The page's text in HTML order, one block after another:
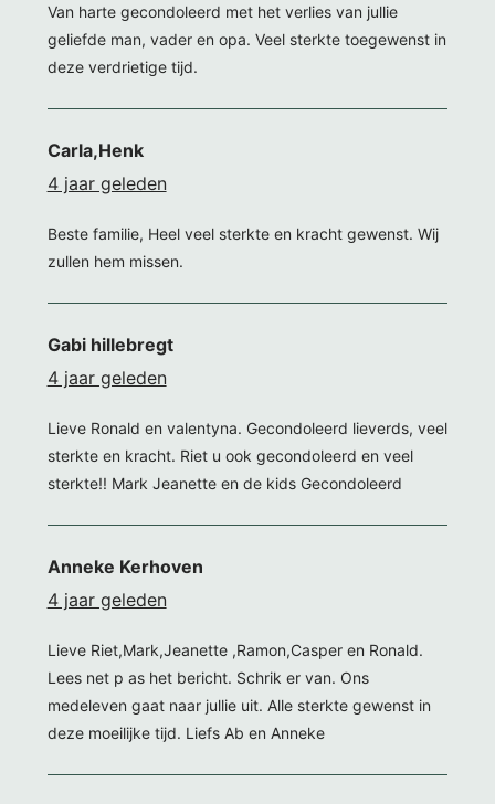
Van harte gecondoleerd met het verlies van jullie
geliefde man, vader en opa. Veel sterkte toegewenst in
deze verdrietige tijd.
Carla,Henk
4 jaar geleden
Beste familie, Heel veel sterkte en kracht gewenst. Wij
zullen hem missen.
Gabi hillebregt
4 jaar geleden
Lieve Ronald en valentyna. Gecondoleerd lieverds, veel
sterkte en kracht. Riet u ook gecondoleerd en veel
sterkte!! Mark Jeanette en de kids Gecondoleerd
Anneke Kerhoven
4 jaar geleden
Lieve Riet,Mark,Jeanette ,Ramon,Casper en Ronald.
Lees net p as het bericht. Schrik er van. Ons
medeleven gaat naar jullie uit. Alle sterkte gewenst in
deze moeilijke tijd. Liefs Ab en Anneke